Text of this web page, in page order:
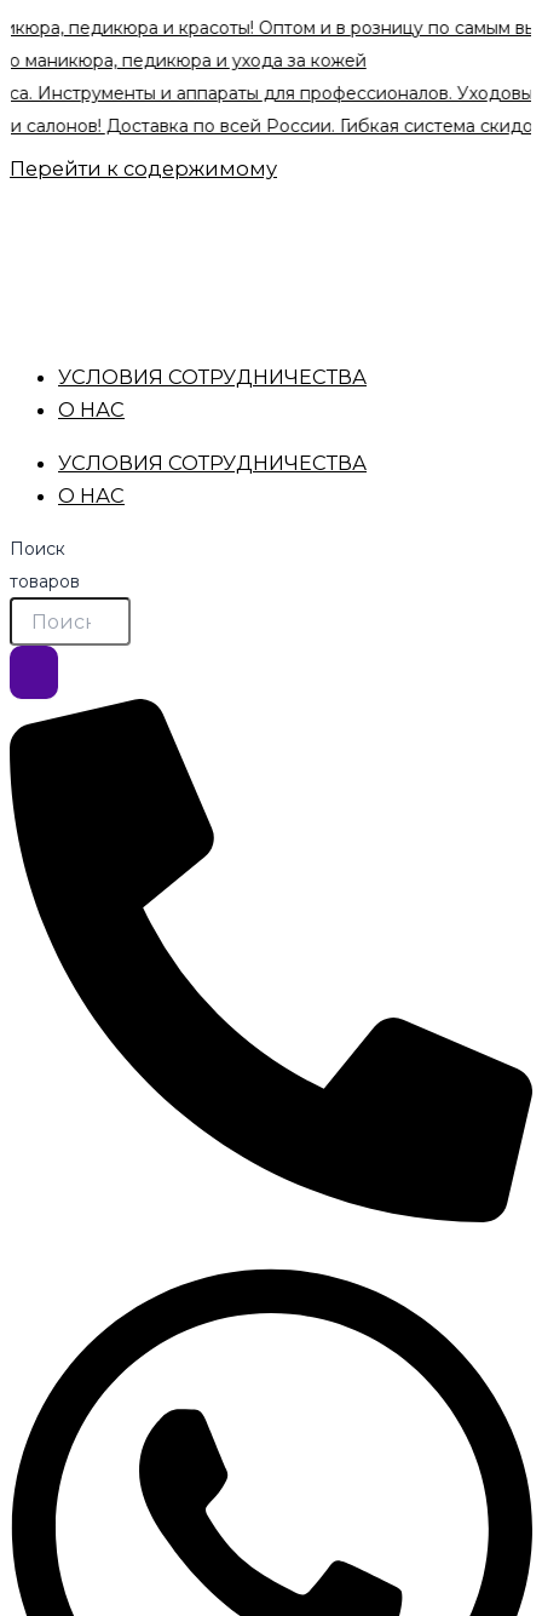
и красоты! Оптом и в розницу по самым
педикюра и ухода за кожей
и аппараты для профессионалов. Уходовые
Доставка по всей России. Гибкая система скидок
Перейти к содержимому
УСЛОВИЯ СОТРУДНИЧЕСТВА
О НАС
УСЛОВИЯ СОТРУДНИЧЕСТВА
О НАС
Поиск
товаров